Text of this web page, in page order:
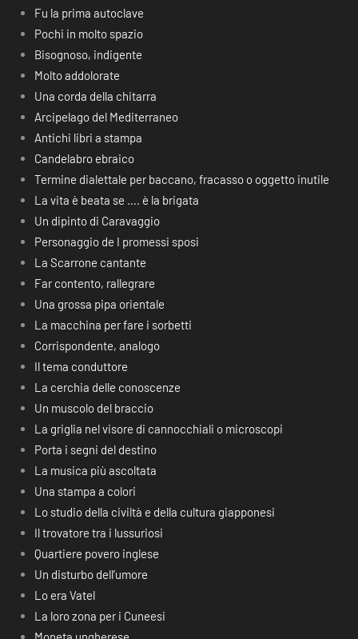
Fu la prima autoclave
Pochi in molto spazio
Bisognoso, indigente
Molto addolorate
Una corda della chitarra
Arcipelago del Mediterraneo
Antichi libri a stampa
Candelabro ebraico
Termine dialettale per baccano, fracasso o oggetto inutile
La vita è beata se …. è la brigata
Un dipinto di Caravaggio
Personaggio de I promessi sposi
La Scarrone cantante
Far contento, rallegrare
Una grossa pipa orientale
La macchina per fare i sorbetti
Corrispondente, analogo
Il tema conduttore
La cerchia delle conoscenze
Un muscolo del braccio
La griglia nel visore di cannocchiali o microscopi
Porta i segni del destino
La musica più ascoltata
Una stampa a colori
Lo studio della civiltà e della cultura giapponesi
Il trovatore tra i lussuriosi
Quartiere povero inglese
Un disturbo dell’umore
Lo era Vatel
La loro zona per i Cuneesi